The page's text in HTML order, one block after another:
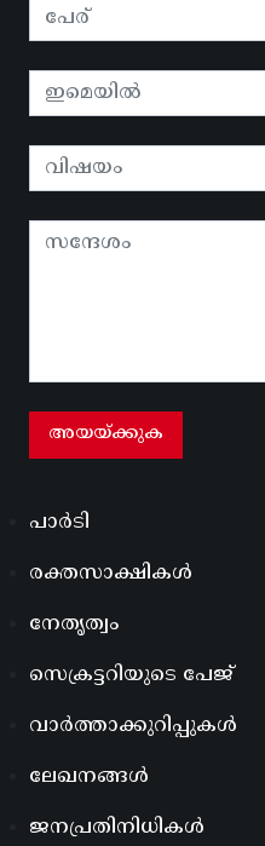
പാർടി
രക്തസാക്ഷികൾ
നേതൃത്വം
സെക്രട്ടറിയുടെ പേജ്
വാർത്താക്കുറിപ്പുകൾ
ലേഖനങ്ങൾ
ജനപ്രതിനിധികൾ